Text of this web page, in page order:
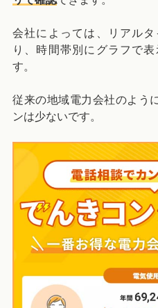
会社によっては、リアル
り、時間帯別にグラフで
す。
従来の地域電力会社のよう
ンは少ないです。